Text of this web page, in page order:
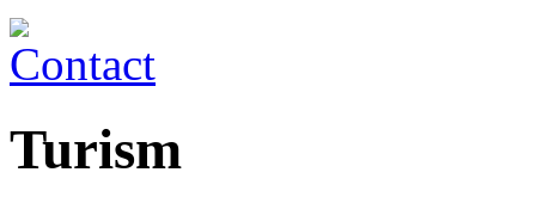
Turism